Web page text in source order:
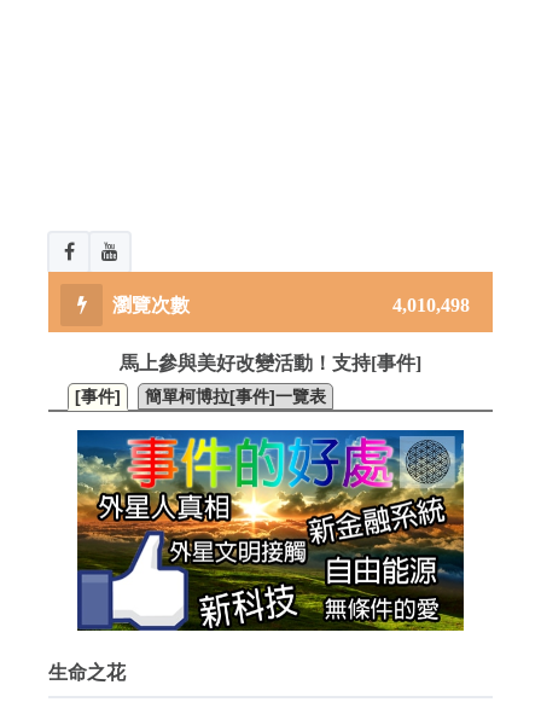
4,010,498
馬上參與美好改變活動！支持[事件]
[事件] 簡單柯博拉[事件]一覽表
生命之花